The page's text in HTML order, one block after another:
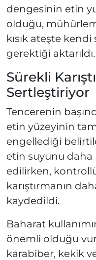
dengesinin etin
olduğu,
kısık ateşte
gerektiği aktarıldı.
Sürekli
Sertleştiriyor
Tencerenin
etin yüzeyinin
engellediği
etin suyunu daha
edilirken,
karıştırmanın
kaydedildi.
Baharat
önemli olduğu
karabiber, kekik